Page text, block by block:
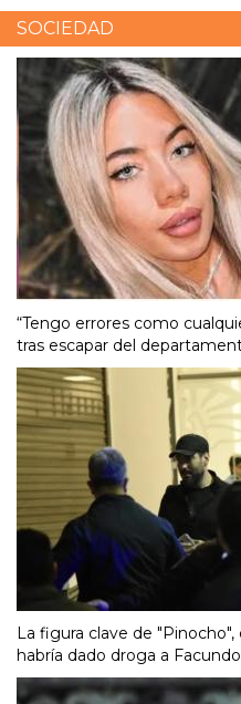
SOCIEDAD
“Tengo errores como
tras escapar del
La figura clave de
habría dado droga a